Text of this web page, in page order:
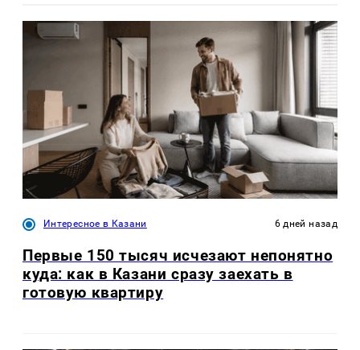
Интересное в Казани 6 дней назад
Первые 150 тысяч исчезают непонятно
куда: как в Казани сразу заехать в
готовую квартиру